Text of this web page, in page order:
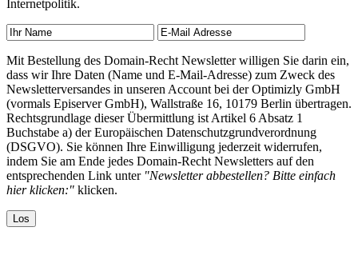
Internetpolitik.
Mit Bestellung des Domain-Recht Newsletter willigen Sie darin ein,
dass wir Ihre Daten (Name und E-Mail-Adresse) zum Zweck des
Newsletterversandes in unseren Account bei der Optimizly GmbH
(vormals Episerver GmbH), Wallstraße 16, 10179 Berlin übertragen.
Rechtsgrundlage dieser Übermittlung ist Artikel 6 Absatz 1
Buchstabe a) der Europäischen Datenschutzgrundverordnung
(DSGVO). Sie können Ihre Einwilligung jederzeit widerrufen,
indem Sie am Ende jedes Domain-Recht Newsletters auf den
entsprechenden Link unter "Newsletter abbestellen? Bitte einfach
hier klicken:" klicken.